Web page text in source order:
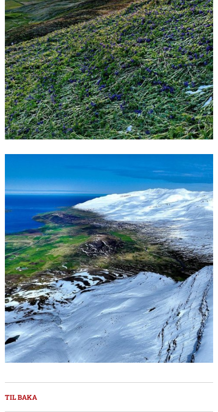
TIL BAKA